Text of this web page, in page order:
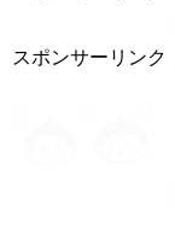
スポンサーリンク